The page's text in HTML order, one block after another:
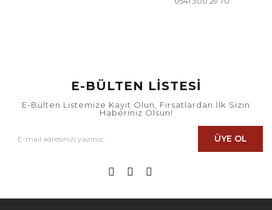
E-BÜLTEN LİSTESİ
E-Bülten Listemize Kayıt Olun, Fırsatlardan İlk Sizin
Haberiniz Olsun!
ÜYE OL